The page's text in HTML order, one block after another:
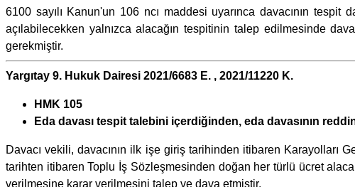
6100 sayılı Kanun'un 106 ncı maddesi uyarınca davacının
açılabilecekken yalnızca alacağın tespitinin talep edilmesinde
gerekmiştir.
Yargıtay 9. Hukuk Dairesi 2021/6683 E. , 2021/11220 K.
HMK 105
Eda davası tespit talebini içerdiğinden, eda davasının
Davacı vekili, davacının ilk işe giriş tarihinden itibaren
tarihten itibaren Toplu İş Sözleşmesinden doğan her türlü ücret
verilmesine karar verilmesini talep ve dava etmiştir.